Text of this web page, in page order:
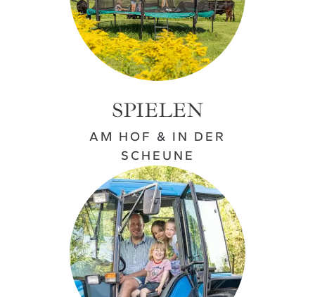
SPIELEN
AM HOF & IN DER
SCHEUNE